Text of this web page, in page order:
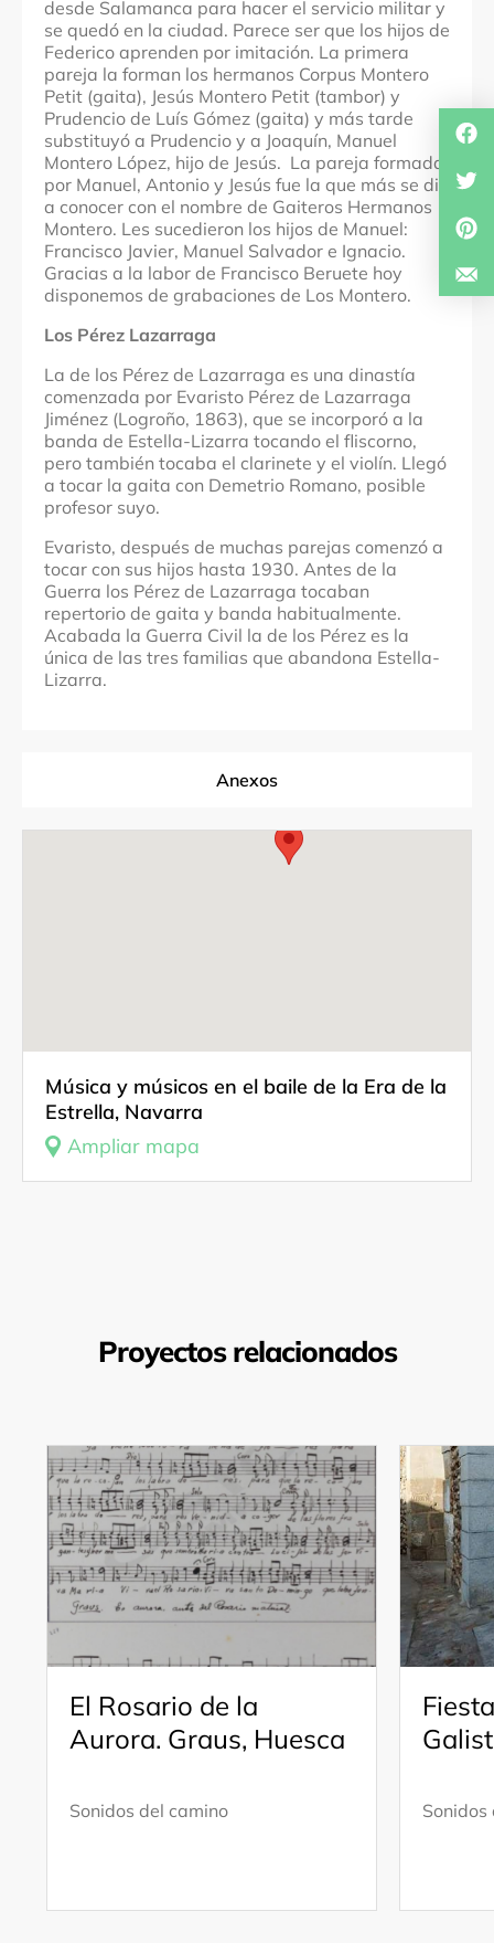
desde Salamanca para hacer el servicio militar y
se quedó en la ciudad. Parece ser que los hijos de
Federico aprenden por imitación. La primera
pareja la forman los hermanos Corpus Montero
Petit (gaita), Jesús Montero Petit (tambor) y
Prudencio de Luís Gómez (gaita) y más tarde
substituyó a Prudencio y a Joaquín, Manuel
Montero López, hijo de Jesús. La pareja formada
por Manuel, Antonio y Jesús fue la que más se dio
a conocer con el nombre de Gaiteros Hermanos
Montero. Les sucedieron los hijos de Manuel:
Francisco Javier, Manuel Salvador e Ignacio.
Gracias a la labor de Francisco Beruete hoy
disponemos de grabaciones de Los Montero.
Los Pérez Lazarraga
La de los Pérez de Lazarraga es una dinastía
comenzada por Evaristo Pérez de Lazarraga
Jiménez (Logroño, 1863), que se incorporó a la
banda de Estella-Lizarra tocando el fliscorno,
pero también tocaba el clarinete y el violín. Llegó
a tocar la gaita con Demetrio Romano, posible
profesor suyo.
Evaristo, después de muchas parejas comenzó a
tocar con sus hijos hasta 1930. Antes de la
Guerra los Pérez de Lazarraga tocaban
repertorio de gaita y banda habitualmente.
Acabada la Guerra Civil la de los Pérez es la
única de las tres familias que abandona Estella-
Lizarra.
Anexos
Fuentes Documentales
Música y músicos en el baile de la Era de la
Estrella, Navarra
Ampliar mapa
Proyectos relacionados
El Rosario de la
Aurora. Graus, Huesca
Sonidos del camino Sonidos